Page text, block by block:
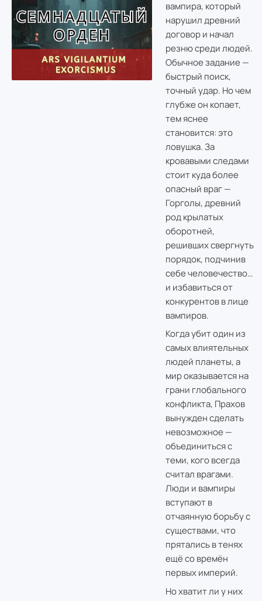
вампира, который
нарушил древний
договор и начал
резню среди людей.
Обычное задание —
быстрый поиск,
точный удар. Но чем
глубже он копает,
тем яснее
становится: это
ловушка. За
кровавыми следами
стоит куда более
опасный враг —
Горголы, древний
род крылатых
оборотней,
решивших свергнуть
порядок, подчинив
себе человечество…
и избавиться от
конкурентов в лице
вампиров.
Когда убит один из
самых влиятельных
людей планеты, а
мир оказывается на
грани глобального
конфликта, Прахов
вынужден сделать
невозможное —
объединиться с
теми, кого всегда
считал врагами.
Люди и вампиры
вступают в
отчаянную борьбу с
существами, что
прятались в тенях
ещё со времён
первых империй.
Но хватит ли у них